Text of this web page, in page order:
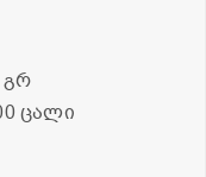
გრ
ცალი